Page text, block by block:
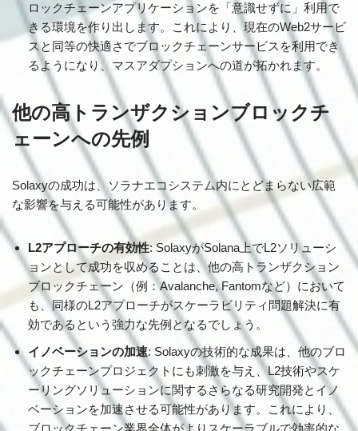
ロックチェーンアプリケーションを「意識せずに」利用で
きる環境を作り出します。これにより、現在のWeb2サービ
スと同等の快適さでブロックチェーンサービスを利用でき
るようになり、マスアダプションへの道が拓かれます。
他の高トランザクションブロックチ
ェーンへの先例
Solaxyの成功は、ソラナエコシステム内にとどまらない広範
な影響を与える可能性があります。
L2アプローチの有効性: SolaxyがSolana上でL2ソリューシ
ョンとして成功を収めることは、他の高トランザクション
ブロックチェーン（例：Avalanche, Fantomなど）において
も、同様のL2アプローチがスケーラビリティ問題解決に有
効であるという強力な先例となるでしょう。
イノベーションの加速: Solaxyの技術的な成果は、他のブロ
ックチェーンプロジェクトにも刺激を与え、L2技術やスケ
ーリングソリューションに関するさらなる研究開発とイノ
ベーションを加速させる可能性があります。これにより、
ブロックチェーン業界全体がよりスケーラブルで効率的な